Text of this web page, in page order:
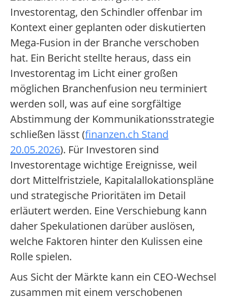
Investorentag, den Schindler offenbar im
Kontext einer geplanten oder diskutierten
Mega-Fusion in der Branche verschoben
hat. Ein Bericht stellte heraus, dass ein
Investorentag im Licht einer großen
möglichen Branchenfusion neu terminiert
werden soll, was auf eine sorgfältige
Abstimmung der Kommunikationsstrategie
schließen lässt (finanzen.ch Stand
20.05.2026). Für Investoren sind
Investorentage wichtige Ereignisse, weil
dort Mittelfristziele, Kapitalallokationspläne
und strategische Prioritäten im Detail
erläutert werden. Eine Verschiebung kann
daher Spekulationen darüber auslösen,
welche Faktoren hinter den Kulissen eine
Rolle spielen.
Aus Sicht der Märkte kann ein CEO-Wechsel
zusammen mit einem verschobenen